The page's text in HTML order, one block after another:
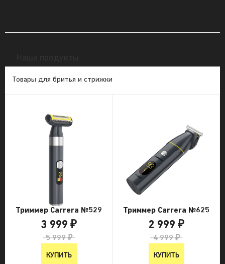
Товары для бритья и стрижки
Триммер Carrera №529
3 999 ₽
5 999 ₽
КУПИТЬ
Триммер Carrera №625
2 999 ₽
4 999 ₽
КУПИТЬ